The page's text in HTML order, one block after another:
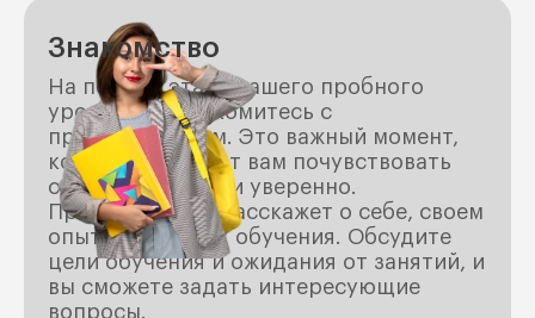
Знакомство
На первом этапе нашего пробного
урока вы познакомитесь с
преподавателем. Это важный момент,
который поможет вам почувствовать
себя комфортно и уверенно.
Преподаватель расскажет о себе, своем
опыте и методах обучения. Обсудите
цели обучения и ожидания от занятий, и
вы сможете задать интересующие
вопросы.